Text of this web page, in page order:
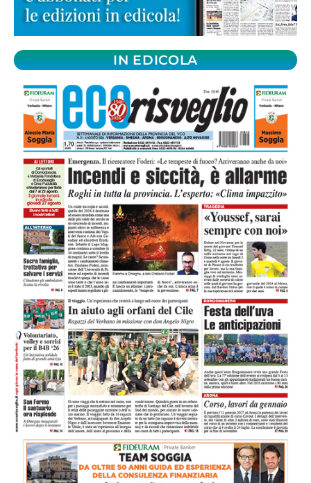
IN EDICOLA